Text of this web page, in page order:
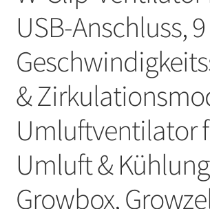
USB-Anschluss, 9
&
Umluftventilator
Umluft &
Growbox,